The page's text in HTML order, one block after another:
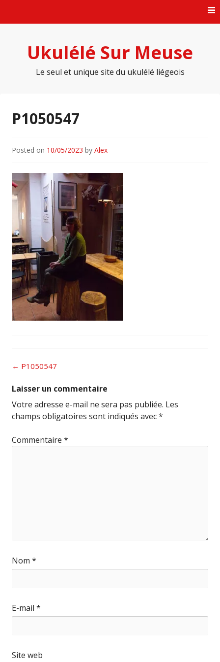
Ukulélé Sur Meuse
Le seul et unique site du ukulélé liégeois
P1050547
Posted on 10/05/2023 by Alex
Post
← P1050547
Laisser un commentaire
Votre adresse e-mail ne sera pas publiée. Les
champs obligatoires sont indiqués avec*
Commentaire *
Nom *
E-mail *
Site web